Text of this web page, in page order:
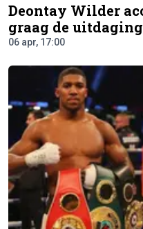
Deontay Wilder
graag de
06 apr, 17:00